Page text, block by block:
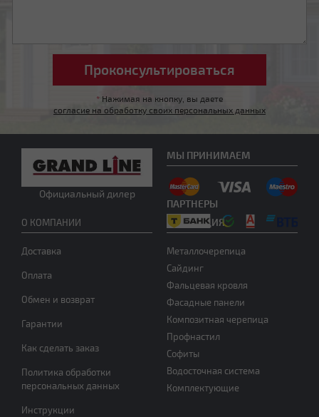
* Нажимая на кнопку, вы даете
согласие на обработку своих персональных данных
Официальный дилер
О КОМПАНИИ
Доставка
Оплата
Обмен и возврат
Гарантии
Как сделать заказ
Политика обработки
персональных данных
Инструкции
ПРОДУКЦИЯ
Металлочерепица
Сайдинг
Фальцевая кровля
Фасадные панели
Композитная черепица
Профнастил
Софиты
Водосточная система
Комплектующие
МЫ ПРИНИМАЕМ
ПАРТНЕРЫ
Другой тип крыши
Нужна консультация